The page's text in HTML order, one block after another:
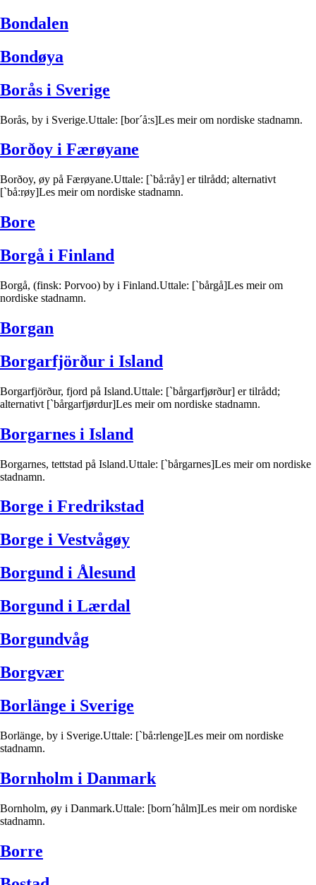
Bondalen
Bondøya
Borås i Sverige
Borås, by i Sverige.Uttale: [bor´å:s]Les meir om nordiske stadnamn.
Borðoy i Færøyane
Borðoy, øy på Færøyane.Uttale: [`bå:råy] er tilrådd; alternativt
[`bå:røy]Les meir om nordiske stadnamn.
Bore
Borgå i Finland
Borgå, (finsk: Porvoo) by i Finland.Uttale: [`bårgå]Les meir om
nordiske stadnamn.
Borgan
Borgarfjörður i Island
Borgarfjörður, fjord på Island.Uttale: [`bårgarfjørður] er tilrådd;
alternativt [`bårgarfjørdur]Les meir om nordiske stadnamn.
Borgarnes i Island
Borgarnes, tettstad på Island.Uttale: [`bårgarnes]Les meir om nordiske
stadnamn.
Borge i Fredrikstad
Borge i Vestvågøy
Borgund i Ålesund
Borgund i Lærdal
Borgundvåg
Borgvær
Borlänge i Sverige
Borlänge, by i Sverige.Uttale: [`bå:rlenge]Les meir om nordiske
stadnamn.
Bornholm i Danmark
Bornholm, øy i Danmark.Uttale: [born´hålm]Les meir om nordiske
stadnamn.
Borre